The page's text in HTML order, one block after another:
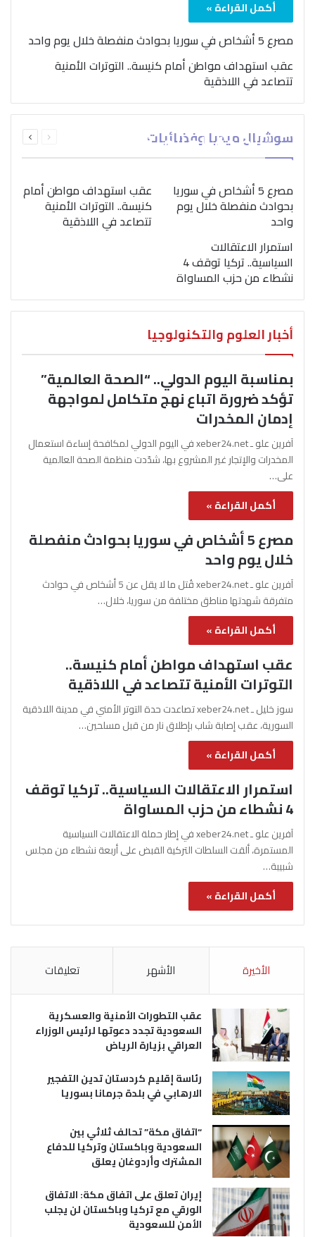
أكمل القراءة »
مصرع 5 أشخاص في سوريا بحوادث منفصلة خلال يوم واحد
عقب استهداف مواطن أمام كنيسة.. التوترات الأمنية
تتصاعد في اللاذقية
سوشيال ميديا وفضائيات الصفحةالصفحة
بمناسبة اليوم الدولي..
“الصحة العالمية” تؤكد
ضرورة اتباع نهج متكامل
لمواجهة إدمان المخدرات
مصرع 5 أشخاص في سوريا
بحوادث منفصلة خلال يوم
واحد
عقب استهداف مواطن أمام
كنيسة.. التوترات الأمنية
تتصاعد في اللاذقية
استمرار الاعتقالات
السياسية.. تركيا توقف 4
نشطاء من حزب المساواة
أخبار العلوم والتكنولوجيا
بمناسبة اليوم الدولي.. “الصحة العالمية”
تؤكد ضرورة اتباع نهج متكامل لمواجهة
إدمان المخدرات
آفرين علو ـ xeber24.net في اليوم الدولي لمكافحة إساءة استعمال
المخدرات والإتجار غير المشروع بها، شدّدت منظمة الصحة العالمية
على…
أكمل القراءة »
مصرع 5 أشخاص في سوريا بحوادث منفصلة
خلال يوم واحد
آفرين علو ـ xeber24.net قُتل ما لا يقل عن 5 أشخاص في حوادث
متفرقة شهدتها مناطق مختلفة من سوريا، خلال…
أكمل القراءة »
عقب استهداف مواطن أمام كنيسة..
التوترات الأمنية تتصاعد في اللاذقية
سوز خليل ـ xeber24.net تصاعدت حدة التوتر الأمني في مدينة اللاذقية
السورية، عقب إصابة شاب بإطلاق نار من قبل مسلحين…
أكمل القراءة »
استمرار الاعتقالات السياسية.. تركيا توقف
4 نشطاء من حزب المساواة
آفرين علو ـ xeber24.net في إطار حملة الاعتقالات السياسية
المستمرة، ألقت السلطات التركية القبض على أربعة نشطاء من مجلس
شبيبة…
أكمل القراءة »
الأخيرة الأشهر تعليقات
عقب التطورات الأمنية والعسكرية
السعودية تجدد دعوتها لرئيس الوزراء
العراقي بزيارة الرياض
رئاسة إقليم كردستان تدين التفجير
الارهابي في بلدة جرمانا بسوريا
“اتفاق مكة” تحالف ثلاثي بين
السعودية وباكستان وتركيا للدفاع
المشترك وأردوغان يعلق
إيران تعلق على اتفاق مكة: الاتفاق
الورقي مع تركيا وباكستان لن يجلب
الأمن للسعودية